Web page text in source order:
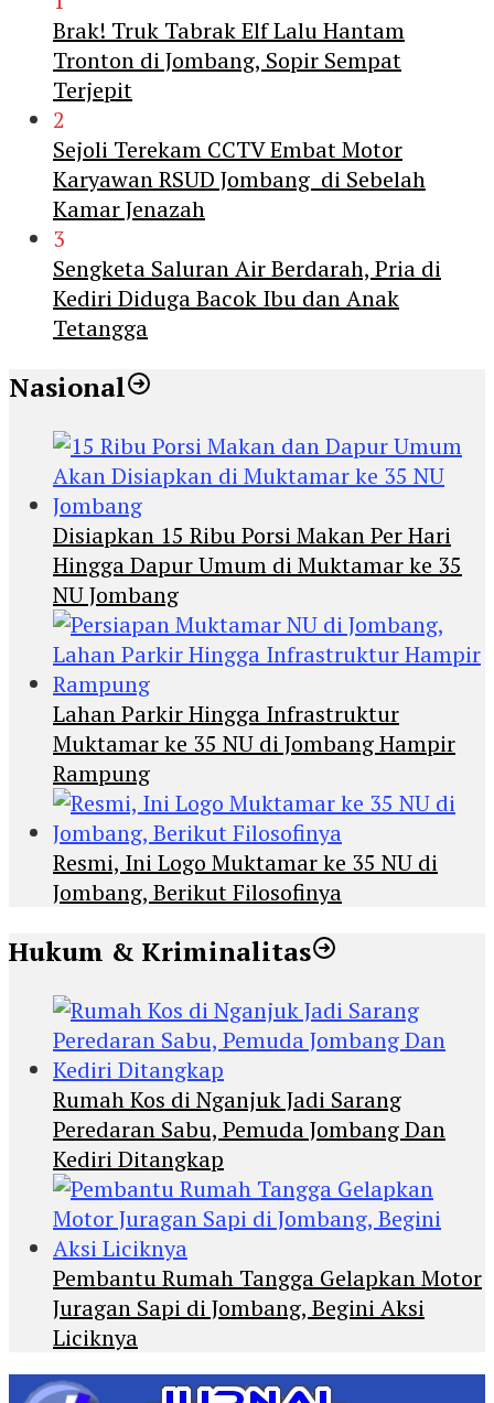
Brak! Truk Tabrak Elf Lalu Hantam
Tronton di Jombang, Sopir Sempat
Terjepit
2
Sejoli Terekam CCTV Embat Motor
Karyawan RSUD Jombang di Sebelah
Kamar Jenazah
3
Sengketa Saluran Air Berdarah, Pria di
Kediri Diduga Bacok Ibu dan Anak
Tetangga
Nasional
Disiapkan 15 Ribu Porsi Makan Per Hari
Hingga Dapur Umum di Muktamar ke 35
NU Jombang
Lahan Parkir Hingga Infrastruktur
Muktamar ke 35 NU di Jombang Hampir
Rampung
Resmi, Ini Logo Muktamar ke 35 NU di
Jombang, Berikut Filosofinya
Hukum & Kriminalitas
Rumah Kos di Nganjuk Jadi Sarang
Peredaran Sabu, Pemuda Jombang Dan
Kediri Ditangkap
Pembantu Rumah Tangga Gelapkan Motor
Juragan Sapi di Jombang, Begini Aksi
Liciknya